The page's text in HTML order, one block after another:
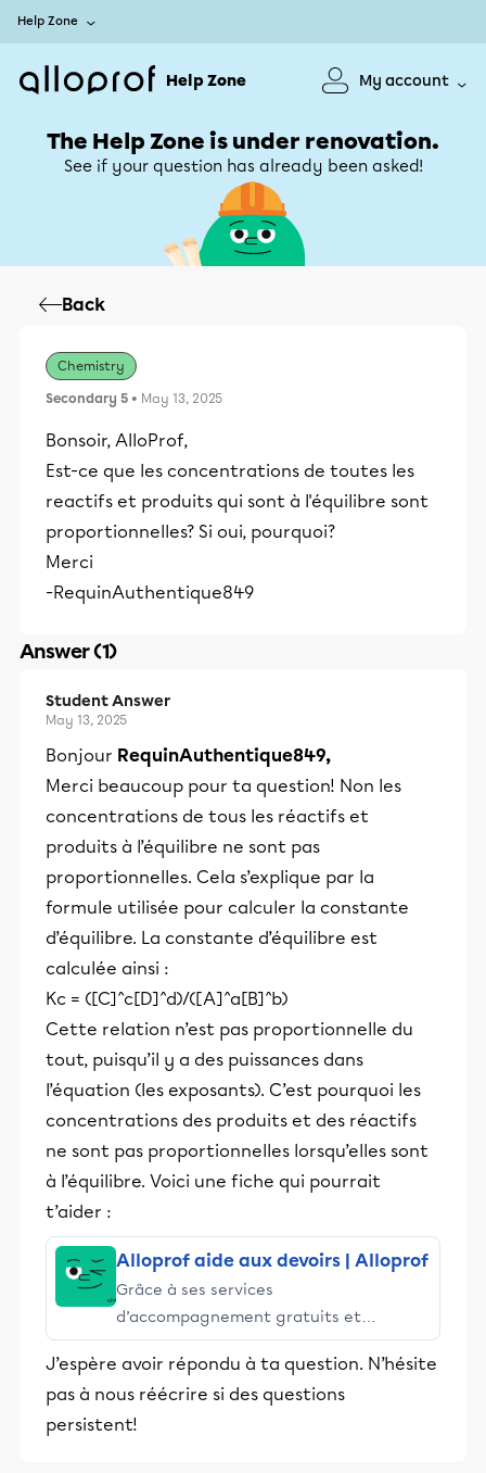
Help Zone
Help Zone My account
The Help Zone is under renovation.
See if your question has already been asked!
Back
Chemistry
Secondary 5 • May 13, 2025
Bonsoir, AlloProf,
Est-ce que les concentrations de toutes les
reactifs et produits qui sont à l'équilibre sont
proportionnelles? Si oui, pourquoi?
Merci
-RequinAuthentique849
Answer (1)
Student Answer
May 13, 2025
Bonjour RequinAuthentique849,
Merci beaucoup pour ta question! Non les
concentrations de tous les réactifs et
produits à l’équilibre ne sont pas
proportionnelles. Cela s’explique par la
formule utilisée pour calculer la constante
d’équilibre. La constante d’équilibre est
calculée ainsi :
Kc = ([C]^c[D]^d)/([A]^a[B]^b)
Cette relation n’est pas proportionnelle du
tout, puisqu’il y a des puissances dans
l’équation (les exposants). C’est pourquoi les
concentrations des produits et des réactifs
ne sont pas proportionnelles lorsqu’elles sont
à l’équilibre. Voici une fiche qui pourrait
t’aider :
Alloprof aide aux devoirs | Alloprof
Grâce à ses services
d’accompagnement gratuits et
stimulants, Alloprof engage les élèves
et leurs parents dans la réussite
éducative.
J’espère avoir répondu à ta question. N’hésite
pas à nous réécrire si des questions
persistent!